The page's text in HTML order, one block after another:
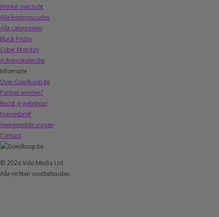
Winkel overzicht
Alle kortingscodes
Alle categorieën
Black Friday
Cyber Monday
Adventskalender
Informatie
Over Goedkoop.be
Partner worden?
Boost je webshop!
Nieuwsbrief
Veelgestelde vragen
Contact
© 2026 Volo Media Ltd
Alle rechten voorbehouden